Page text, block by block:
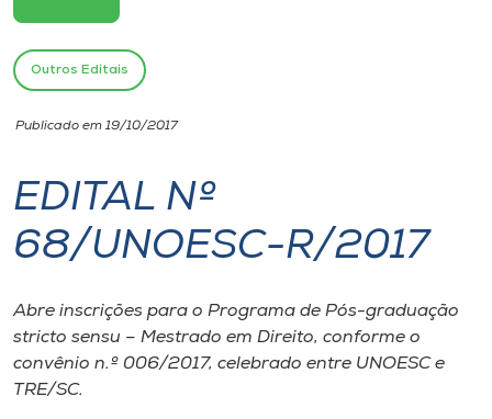
Portal de Ensino
Unoesc
Internacionalização
I.nova
Diplomados
Cultura
Outros Editais
Publicado em 19/10/2017
EDITAL Nº
68/UNOESC-R/2017
Abre inscrições para o Programa de Pós-graduação
stricto sensu – Mestrado em Direito, conforme o
convênio n.º 006/2017, celebrado entre UNOESC e
TRE/SC.